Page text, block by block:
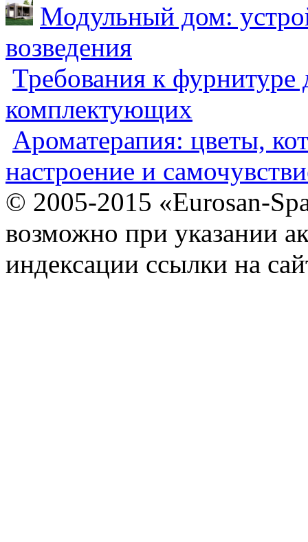
Модульный дом:
возведения
Требования к фурнитуре
комплектующих
Ароматерапия: цветы,
настроение и
© 2005-2015 «Eurosan-
возможно при указании
индексации ссылки на